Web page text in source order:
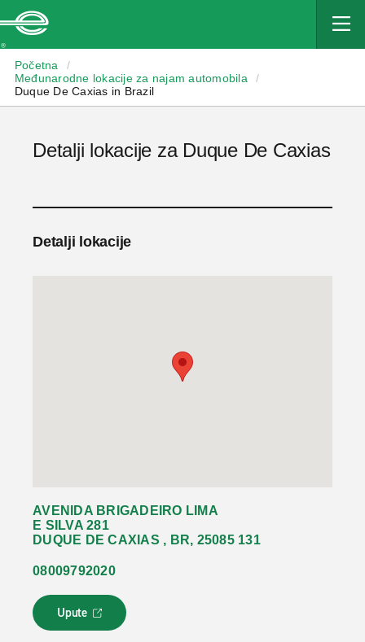
Početna
/
Međunarodne lokacije za najam automobila
/
Duque De Caxias in Brazil
Detalji lokacije za Duque De Caxias
Detalji lokacije
AVENIDA BRIGADEIRO LIMA
E SILVA 281
DUQUE DE CAXIAS , BR, 25085 131
08009792020
Upute
L
i